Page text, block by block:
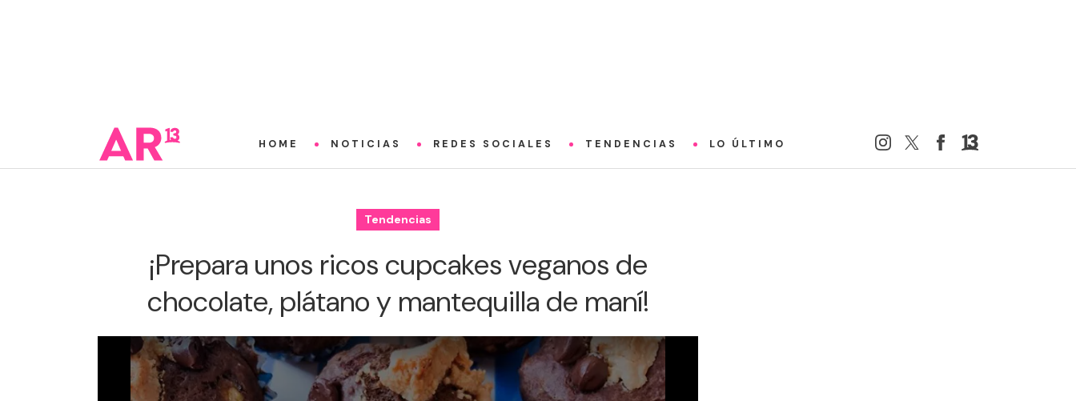
HOME NOTICIAS REDES SOCIALES TENDENCIAS LO ÚLTIMO
Tendencias
¡Prepara unos ricos cupcakes veganos de
chocolate, plátano y mantequilla de maní!